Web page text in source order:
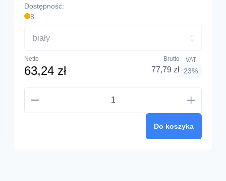
Dostępność:
8
biały
Netto
63,24 zł
Brutto
77,79 zł
VAT
23%
Do koszyka